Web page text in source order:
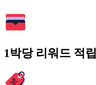
1박당 리워드 적립